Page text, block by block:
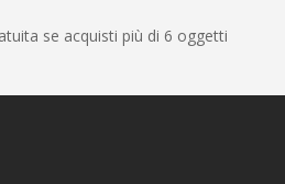
se acquisti più di 6 oggetti